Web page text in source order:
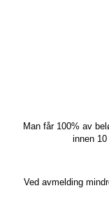
Man får 100% av
innen
Ved avmelding